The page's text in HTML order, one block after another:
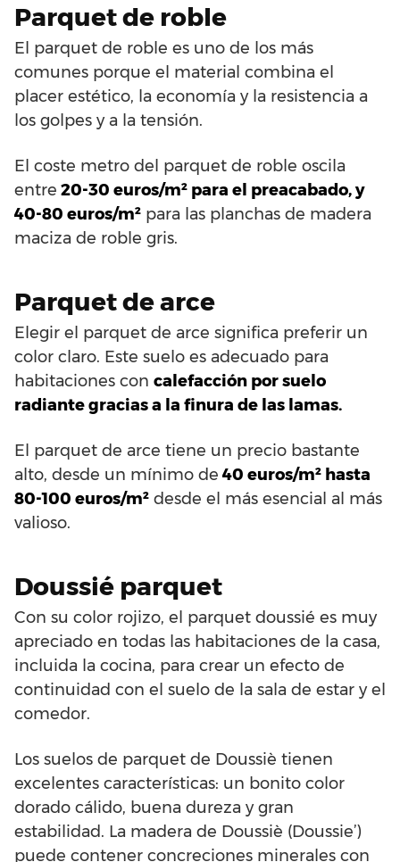
Parquet de roble
El parquet de roble es uno de los más
comunes porque el material combina el
placer estético, la economía y la resistencia a
los golpes y a la tensión.
El coste metro del parquet de roble oscila
entre 20-30 euros/m² para el preacabado, y
40-80 euros/m² para las planchas de madera
maciza de roble gris.
Parquet de arce
Elegir el parquet de arce significa preferir un
color claro. Este suelo es adecuado para
habitaciones con calefacción por suelo
radiante gracias a la finura de las lamas.
El parquet de arce tiene un precio bastante
alto, desde un mínimo de 40 euros/m² hasta
80-100 euros/m² desde el más esencial al más
valioso.
Doussié parquet
Con su color rojizo, el parquet doussié es muy
apreciado en todas las habitaciones de la casa,
incluida la cocina, para crear un efecto de
continuidad con el suelo de la sala de estar y el
comedor.
Los suelos de parquet de Doussiè tienen
excelentes características: un bonito color
dorado cálido, buena dureza y gran
estabilidad. La madera de Doussiè (Doussie’)
puede contener concreciones minerales con